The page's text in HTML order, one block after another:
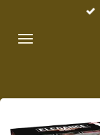
naar